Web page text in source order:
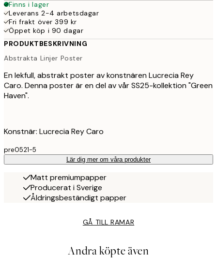
Finns i lager
Leverans 2-4 arbetsdagar
Fri frakt över 399 kr
Öppet köp i 90 dagar
PRODUKTBESKRIVNING
Abstrakta Linjer Poster
En lekfull, abstrakt poster av konstnären Lucrecia Rey
Caro. Denna poster är en del av vår SS25-kollektion "Green
Haven".
Konstnär: Lucrecia Rey Caro
pre0521-5
Lär dig mer om våra produkter
Matt premiumpapper
Producerat i Sverige
Åldringsbeständigt papper
GÅ TILL RAMAR
Andra köpte även